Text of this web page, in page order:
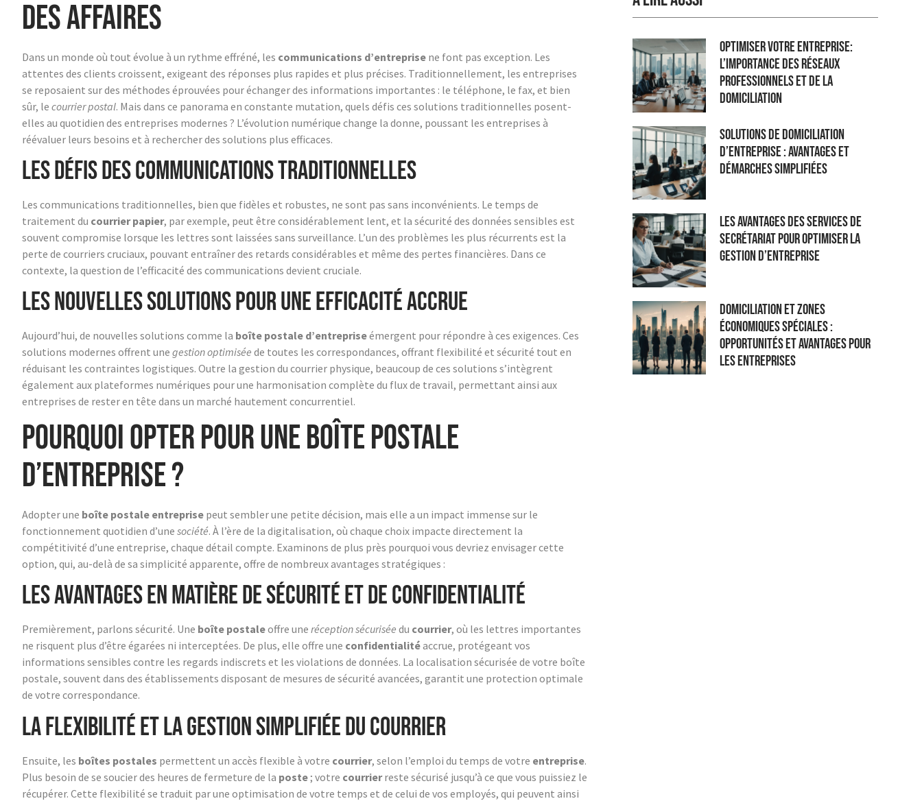
des affaires
Dans un monde où tout évolue à un rythme effréné, les communications d’entreprise ne font pas exception. Les
attentes des clients croissent, exigeant des réponses plus rapides et plus précises. Traditionnellement, les entreprises
se reposaient sur des méthodes éprouvées pour échanger des informations importantes : le téléphone, le fax, et bien
sûr, le courrier postal. Mais dans ce panorama en constante mutation, quels défis ces solutions traditionnelles posent-
elles au quotidien des entreprises modernes ? L’évolution numérique change la donne, poussant les entreprises à
réévaluer leurs besoins et à rechercher des solutions plus efficaces.
Les défis des communications traditionnelles
Les communications traditionnelles, bien que fidèles et robustes, ne sont pas sans inconvénients. Le temps de
traitement du courrier papier, par exemple, peut être considérablement lent, et la sécurité des données sensibles est
souvent compromise lorsque les lettres sont laissées sans surveillance. L’un des problèmes les plus récurrents est la
perte de courriers cruciaux, pouvant entraîner des retards considérables et même des pertes financières. Dans ce
contexte, la question de l’efficacité des communications devient cruciale.
Les nouvelles solutions pour une efficacité accrue
Aujourd’hui, de nouvelles solutions comme la boîte postale d’entrepriseémergent pour répondre à ces exigences. Ces
solutions modernes offrent une gestion optimisée de toutes les correspondances, offrant flexibilité et sécurité tout en
réduisant les contraintes logistiques. Outre la gestion du courrier physique, beaucoup de ces solutions s’intègrent
également aux plateformes numériques pour une harmonisation complète du flux de travail, permettant ainsi aux
entreprises de rester en tête dans un marché hautement concurrentiel.
Pourquoi opter pour une boîte postale
d’entreprise ?
Adopter une boîte postale entreprise peut sembler une petite décision, mais elle a un impact immense sur le
fonctionnement quotidien d’une société. À l’ère de la digitalisation, où chaque choix impacte directement la
compétitivité d’une entreprise, chaque détail compte. Examinons de plus près pourquoi vous devriez envisager cette
option, qui, au-delà de sa simplicité apparente, offre de nombreux avantages stratégiques :
Les avantages en matière de sécurité et de confidentialité
Premièrement, parlons sécurité. Une boîte postaleoffre une réception sécurisée du courrier, où les lettres importantes
ne risquent plus d’être égarées ni interceptées. De plus, elle offre une confidentialitéaccrue, protégeant vos
informations sensibles contre les regards indiscrets et les violations de données. La localisation sécurisée de votre boîte
postale, souvent dans des établissements disposant de mesures de sécurité avancées, garantit une protection optimale
de votre correspondance.
La flexibilité et la gestion simplifiée du courrier
Ensuite, les boîtes postales permettent un accès flexible à votre courrier, selon l’emploi du temps de votre entreprise.
Plus besoin de se soucier des heures de fermeture de la poste ; votre courrierreste sécurisé jusqu’à ce que vous puissiez le
récupérer. Cette flexibilité se traduit par une optimisation de votre temps et de celui de vos employés, qui peuvent ainsi
Optimiser Votre Entreprise:
L’Importance des Réseaux
Professionnels et de la
Domiciliation
Solutions de domiciliation
d’entreprise : Avantages et
démarches simplifiées
Les Avantages des Services de
Secrétariat pour Optimiser la
Gestion d’Entreprise
Domiciliation et Zones
Économiques Spéciales :
Opportunités et Avantages pour
les Entreprises